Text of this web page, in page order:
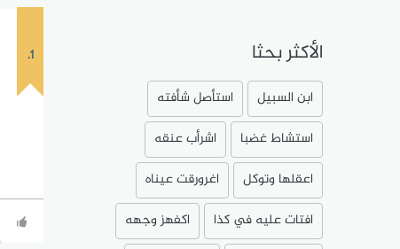
1. الأكثر بحثا
ابن السبيل
استأصل شأفته
استشاط غضبا
اشرأب عنقه
اعقلها وتوكل
اغرورقت عيناه
افتات عليه في كذا
اكفهز وجهه